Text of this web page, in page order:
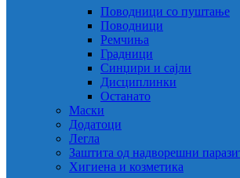
Поводници со пуштање
Поводници
Ремчиња
Градници
Синџири и сајли
Дисциплинки
Останато
Маски
Додатоци
Легла
Заштита од надворешни
Хигиена и козметика